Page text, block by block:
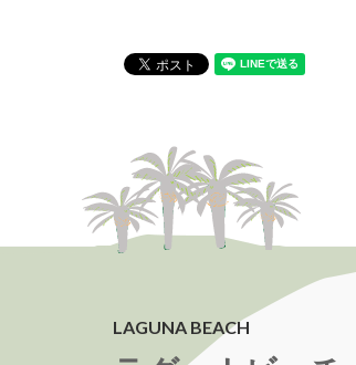
LAGUNA BEACH